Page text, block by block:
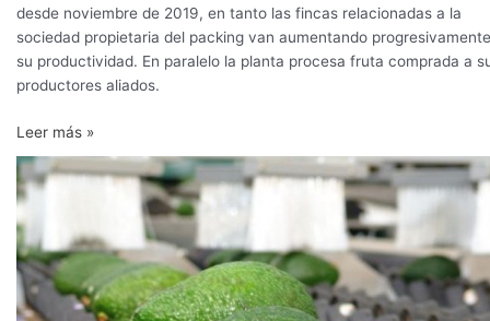
desde noviembre de 2019, en tanto las fincas relacionadas a la
sociedad propietaria del packing van aumentando progresivamente
su productividad. En paralelo la planta procesa fruta comprada a
productores aliados.
Leer más »
Aguacate:
Risaralda
su
atractivo
como
eje